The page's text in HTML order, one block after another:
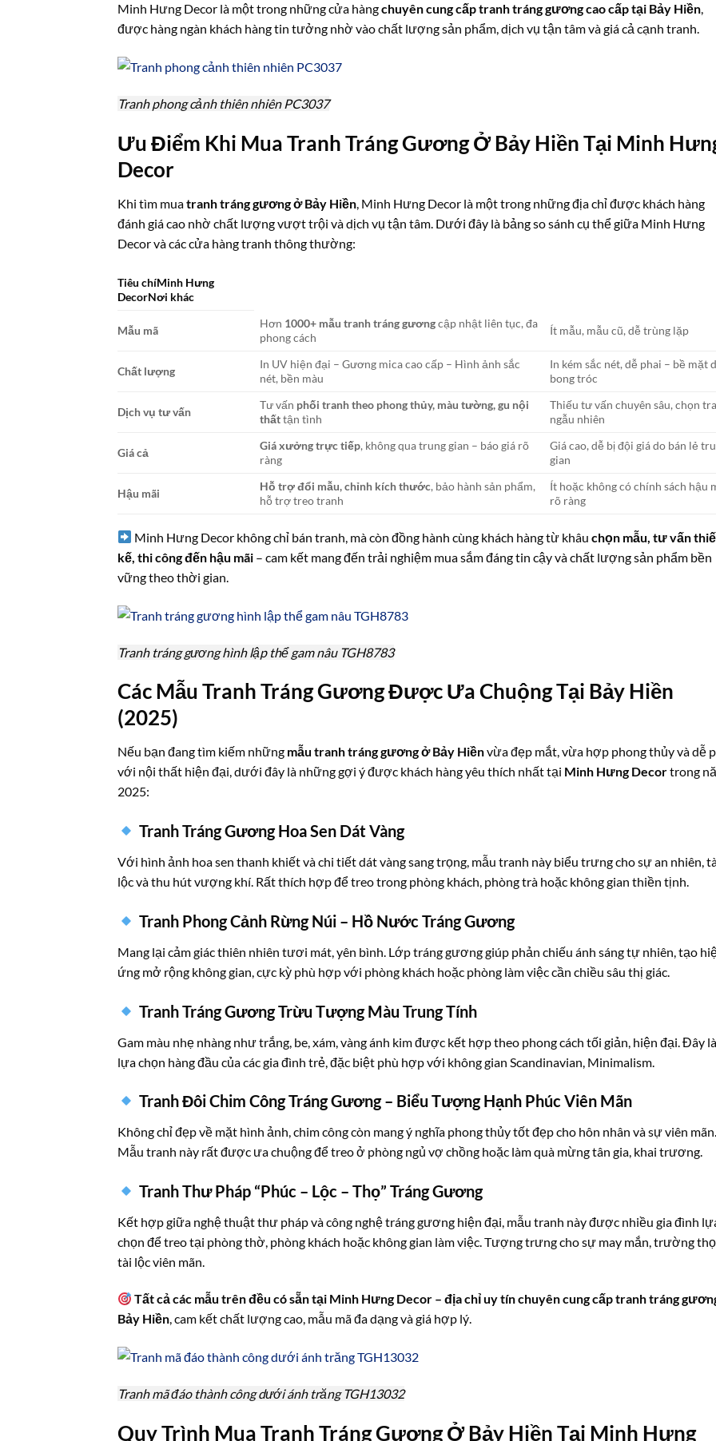
Minh Hưng Decor là một trong những cửa hàngchuyên cung cấp tranh tráng gương cao cấp tại Bảy Hiền,
được hàng ngàn khách hàng tin tưởng nhờ vào chất lượng sản phẩm, dịch vụ tận tâm và giá cả cạnh tranh.
Tranh phong cảnh thiên nhiên PC3037
Ưu Điểm Khi Mua Tranh Tráng Gương Ở Bảy Hiền Tại Minh
Decor
Khi tìm muatranh tráng gương ở Bảy Hiền, Minh Hưng Decor là một trong những địa chỉ được khách hàng
đánh giá cao nhờ chất lượng vượt trội và dịch vụ tận tâm. Dưới đây là bảng so sánh cụ thể giữa Minh Hưng
Decor và các cửa hàng tranh thông thường:
Tiêu chíMinh Hưng
DecorNơi khác
Mẫu mã
Hơn 1000+ mẫu tranh tráng gươngcập nhật liên tục, đa
phong cách
Ít mẫu, mẫu cũ, dễ trùng lặp
Chất lượng
In UV hiện đại – Gương mica cao cấp – Hình ảnh sắc
nét, bền màu
In kém sắc nét, dễ phai – bề mặt
bong tróc
Dịch vụ tư vấn
Tư vấn phối tranh theo phong thủy, màu tường, gu nội
thấttận tình
Thiếu tư vấn chuyên sâu, chọn
ngẫu nhiên
Giá cả
Giá xưởng trực tiếp, không qua trung gian – báo giá rõ
ràng
Giá cao, dễ bị đội giá do bán lẻ
gian
Hậu mãi
Hỗ trợ đổi mẫu, chỉnh kích thước, bảo hành sản phẩm,
hỗ trợ treo tranh
Ít hoặc không có chính sách hậu
rõ ràng
Minh Hưng Decor không chỉ bán tranh, mà còn đồng hành cùng khách hàng từ khâuchọn mẫu, tư vấn
kế, thi công đến hậu mãi – cam kết mang đến trải nghiệm mua sắm đáng tin cậy và chất lượng sản phẩm bền
vững theo thời gian.
Tranh tráng gương hình lập thể gam nâu TGH8783
Các Mẫu Tranh Tráng Gương Được Ưa Chuộng Tại Bảy Hiền
(2025)
Nếu bạn đang tìm kiếm những mẫu tranh tráng gương ở Bảy Hiềnvừa đẹp mắt, vừa hợp phong thủy và dễ
với nội thất hiện đại, dưới đây là những gợi ý được khách hàng yêu thích nhất tại Minh Hưng Decortrong
2025:
Tranh Tráng Gương Hoa Sen Dát Vàng
Với hình ảnh hoa sen thanh khiết và chi tiết dát vàng sang trọng, mẫu tranh này biểu trưng cho sự an nhiên,
lộc và thu hút vượng khí. Rất thích hợp để treo trong phòng khách, phòng trà hoặc không gian thiền tịnh.
Tranh Phong Cảnh Rừng Núi – Hồ Nước Tráng Gương
Mang lại cảm giác thiên nhiên tươi mát, yên bình. Lớp tráng gương giúp phản chiếu ánh sáng tự nhiên, tạo
ứng mở rộng không gian, cực kỳ phù hợp với phòng khách hoặc phòng làm việc cần chiều sâu thị giác.
Tranh Tráng Gương Trừu Tượng Màu Trung Tính
Gam màu nhẹ nhàng như trắng, be, xám, vàng ánh kim được kết hợp theo phong cách tối giản, hiện đại. Đây là
lựa chọn hàng đầu của các gia đình trẻ, đặc biệt phù hợp với không gian Scandinavian, Minimalism.
Tranh Đôi Chim Công Tráng Gương – Biểu Tượng Hạnh Phúc Viên Mãn
Không chỉ đẹp về mặt hình ảnh, chim công còn mang ý nghĩa phong thủy tốt đẹp cho hôn nhân và sự viên mãn.
Mẫu tranh này rất được ưa chuộng để treo ở phòng ngủ vợ chồng hoặc làm quà mừng tân gia, khai trương.
Tranh Thư Pháp “Phúc – Lộc – Thọ” Tráng Gương
Kết hợp giữa nghệ thuật thư pháp và công nghệ tráng gương hiện đại, mẫu tranh này được nhiều gia đình
chọn để treo tại phòng thờ, phòng khách hoặc không gian làm việc. Tượng trưng cho sự may mắn, trường
tài lộc viên mãn.
Tất cả các mẫu trên đều có sẵn tại Minh Hưng Decor – địa chỉ uy tín chuyên cung cấp tranh tráng
Bảy Hiền, cam kết chất lượng cao, mẫu mã đa dạng và giá hợp lý.
Tranh mã đáo thành công dưới ánh trăng TGH13032
Quy Trình Mua Tranh Tráng Gương Ở Bảy Hiền Tại Minh Hưng